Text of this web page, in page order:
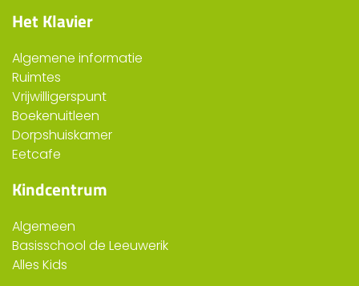
Het Klavier
Algemene informatie
Ruimtes
Vrijwilligerspunt
Boekenuitleen
Dorpshuiskamer
Eetcafe
Kindcentrum
Algemeen
Basisschool de Leeuwerik
Alles Kids